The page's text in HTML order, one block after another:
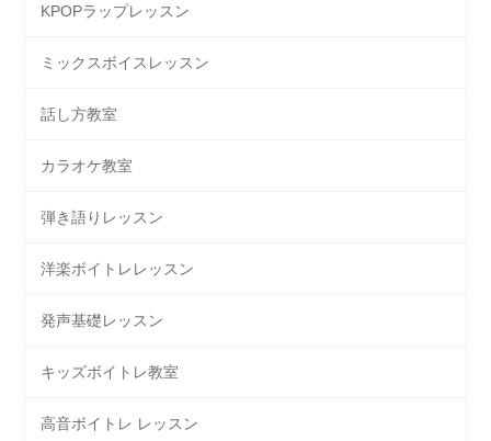
KPOPラップレッスン
ミックスボイスレッスン
話し方教室
カラオケ教室
弾き語りレッスン
洋楽ボイトレレッスン
発声基礎レッスン
キッズボイトレ教室
高音ボイトレ レッスン